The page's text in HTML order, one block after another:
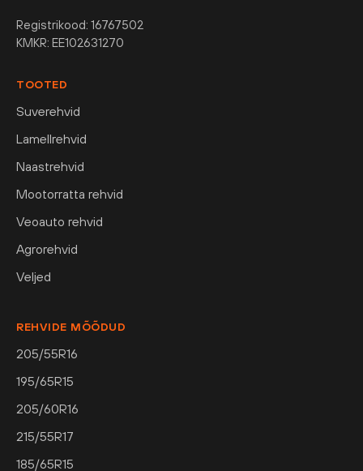
Registrikood: 16767502
KMKR: EE102631270
TOOTED
Suverehvid
Lamellrehvid
Naastrehvid
Mootorratta rehvid
Veoauto rehvid
Agrorehvid
Veljed
REHVIDE MÕÕDUD
205/55R16
195/65R15
205/60R16
215/55R17
185/65R15